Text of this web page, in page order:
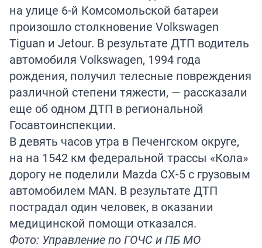
на улице 6-й Комсомольской батареи
произошло столкновение Volkswagen
Tiguan и Jetour. В результате ДТП водитель
автомобиля Volkswagen, 1994 года
рождения, получил телесные повреждения
различной степени тяжести, — рассказали
еще об одном ДТП в региональной
Госавтоинспекции.
В девять часов утра в Печенгском округе,
на на 1542 км федеральной трассы «Кола»
дорогу не поделили Mazda CX-5 с грузовым
автомобилем MAN. В результате ДТП
пострадал один человек, в оказании
медицинской помощи отказался.
Фото: Управление по ГОЧС и ПБ МО